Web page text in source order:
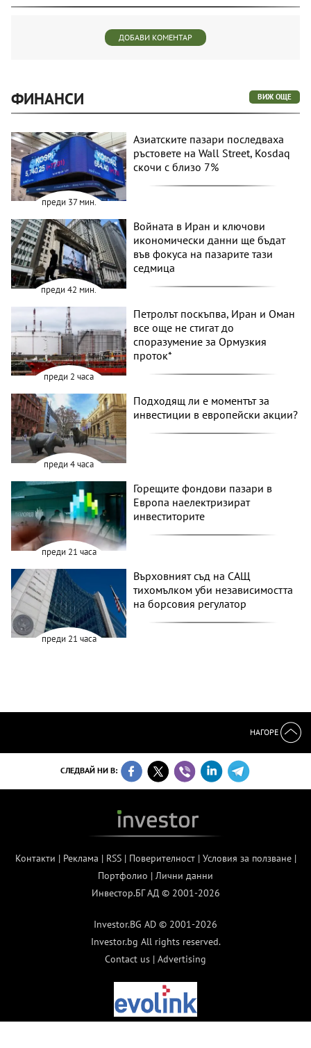
ДОБАВИ КОМЕНТАР
ФИНАНСИ ВИЖ ОЩЕ
преди 37 мин.
Азиатските пазари последваха
ръстовете на Wall Street, Kosdaq
скочи с близо 7%
преди 42 мин.
Войната в Иран и ключови
икономически данни ще бъдат
във фокуса на пазарите тази
седмица
преди 2 часа
Петролът поскъпва, Иран и Оман
все още не стигат до
споразумение за Ормузкия
проток*
преди 4 часа
Подходящ ли е моментът за
инвестиции в европейски акции?
преди 21 часа
Горещите фондови пазари в
Европа наелектризират
инвеститорите
преди 21 часа
Върховният съд на САЩ
тихомълком уби независимостта
на борсовия регулатор
НАГОРЕ
СЛЕДВАЙ НИ В:
Контакти | Реклама | RSS| Поверителност| Условия за ползване|
Портфолио | Лични данни
Инвестор.БГ АД © 2001-2026
Investor.BG AD © 2001-2026
Investor.bg All rights reserved.
Contact us | Advertising